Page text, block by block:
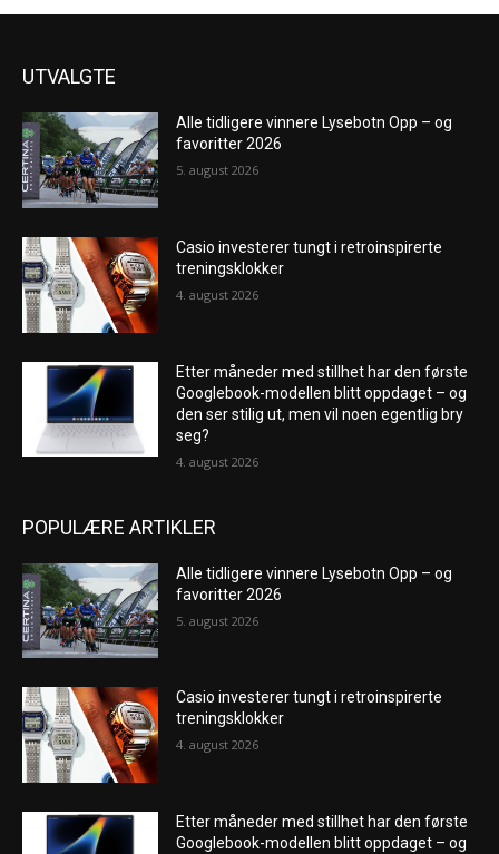
UTVALGTE
Alle tidligere vinnere Lysebotn Opp – og
favoritter 2026
5. august 2026
Casio investerer tungt i retroinspirerte
treningsklokker
4. august 2026
Etter måneder med stillhet har den første
Googlebook-modellen blitt oppdaget – og
den ser stilig ut, men vil noen egentlig bry
seg?
4. august 2026
POPULÆRE ARTIKLER
Alle tidligere vinnere Lysebotn Opp – og
favoritter 2026
5. august 2026
Casio investerer tungt i retroinspirerte
treningsklokker
4. august 2026
Etter måneder med stillhet har den første
Googlebook-modellen blitt oppdaget – og